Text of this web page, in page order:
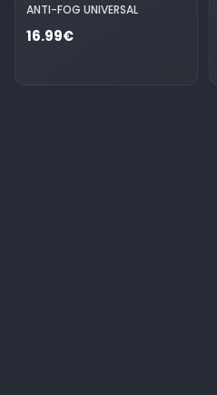
ANTI-FOG UNIVERSAL
16.99€